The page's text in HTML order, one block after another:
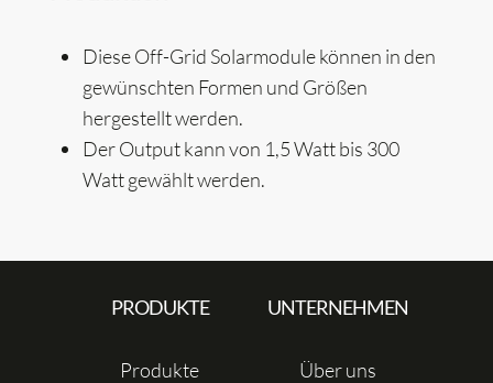
Diese Off-Grid Solarmodule können in den
gewünschten Formen und Größen
hergestellt werden.
Der Output kann von 1,5 Watt bis 300
Watt gewählt werden.
PRODUKTE
Produkte
UNTERNEHMEN
Über uns